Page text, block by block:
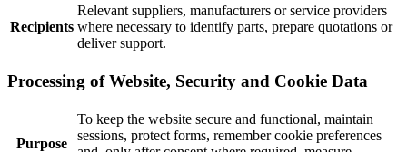
Recipients
Relevant suppliers, manufacturers or service providers
where necessary to identify parts, prepare quotations or
deliver support.
Processing of Website, Security and Cookie Data
Purpose
To keep the website secure and functional, maintain
sessions, protect forms, remember cookie preferences